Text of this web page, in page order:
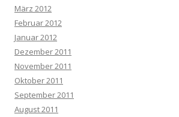
März 2012
Februar 2012
Januar 2012
Dezember 2011
November 2011
Oktober 2011
September 2011
August 2011